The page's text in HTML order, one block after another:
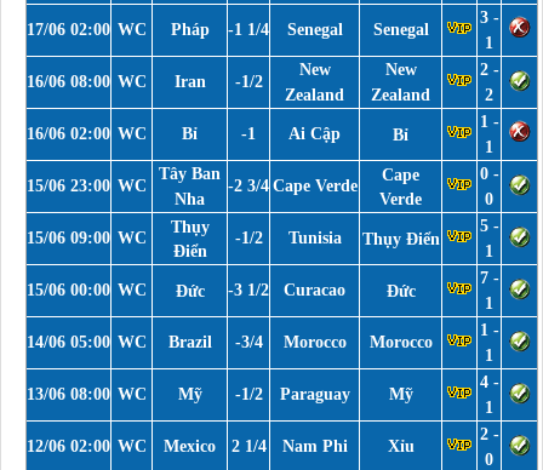
17/06 02:00 WC Pháp -1 1/4 Senegal Senegal
3 -
1
16/06 08:00 WC Iran -1/2
New
Zealand
New
Zealand
2 -
2
16/06 02:00 WC Bỉ -1 Ai Cập Bỉ
1 -
1
15/06 23:00 WC
Tây Ban
Nha
-2 3/4 Cape Verde
Cape
Verde
0 -
0
15/06 09:00 WC
Thụy
Điển
-1/2 Tunisia Thụy Điển
5 -
1
15/06 00:00 WC Đức -3 1/2 Curacao Đức
7 -
1
14/06 05:00 WC Brazil -3/4 Morocco Morocco
1 -
1
13/06 08:00 WC Mỹ -1/2 Paraguay Mỹ
4 -
1
12/06 02:00 WC Mexico 2 1/4 Nam Phi Xỉu
2 -
0